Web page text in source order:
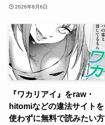
2026年8月6日
『ワカリアイ』をraw・
hitomiなどの違法サイトを
使わずに無料で読みたい方